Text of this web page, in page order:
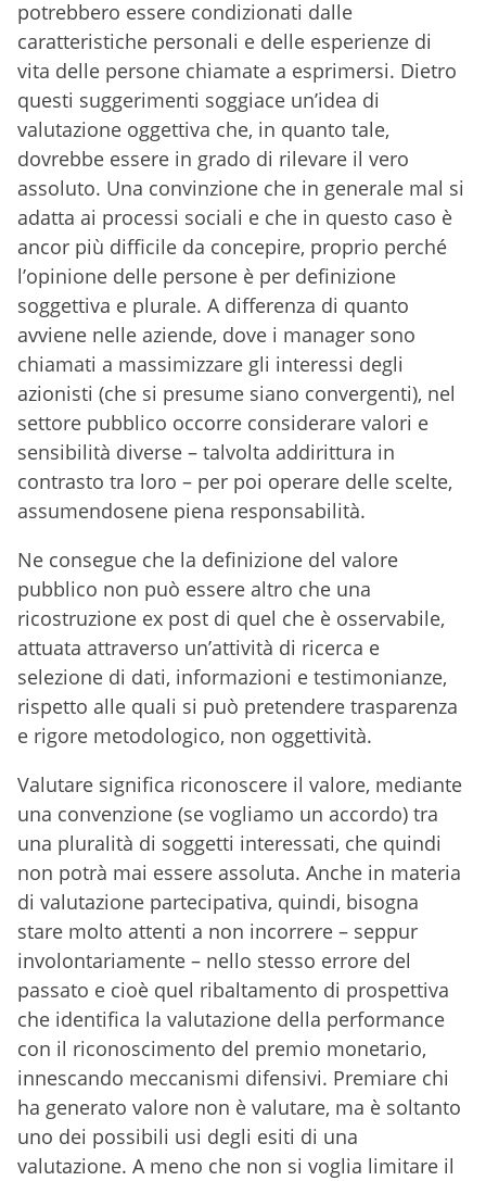
potrebbero essere condizionati dalle
caratteristiche personali e delle esperienze di
vita delle persone chiamate a esprimersi. Dietro
questi suggerimenti soggiace un’idea di
valutazione oggettiva che, in quanto tale,
dovrebbe essere in grado di rilevare il vero
assoluto. Una convinzione che in generale mal si
adatta ai processi sociali e che in questo caso è
ancor più difficile da concepire, proprio perché
l’opinione delle persone è per definizione
soggettiva e plurale. A differenza di quanto
avviene nelle aziende, dove i manager sono
chiamati a massimizzare gli interessi degli
azionisti (che si presume siano convergenti), nel
settore pubblico occorre considerare valori e
sensibilità diverse – talvolta addirittura in
contrasto tra loro – per poi operare delle scelte,
assumendosene piena responsabilità.
Ne consegue che la definizione del valore
pubblico non può essere altro che una
ricostruzione ex post di quel che è osservabile,
attuata attraverso un’attività di ricerca e
selezione di dati, informazioni e testimonianze,
rispetto alle quali si può pretendere trasparenza
e rigore metodologico, non oggettività.
Valutare significa riconoscere il valore, mediante
una convenzione (se vogliamo un accordo) tra
una pluralità di soggetti interessati, che quindi
non potrà mai essere assoluta. Anche in materia
di valutazione partecipativa, quindi, bisogna
stare molto attenti a non incorrere – seppur
involontariamente – nello stesso errore del
passato e cioè quel ribaltamento di prospettiva
che identifica la valutazione della performance
con il riconoscimento del premio monetario,
innescando meccanismi difensivi. Premiare chi
ha generato valore non è valutare, ma è soltanto
uno dei possibili usi degli esiti di una
valutazione. A meno che non si voglia limitare il